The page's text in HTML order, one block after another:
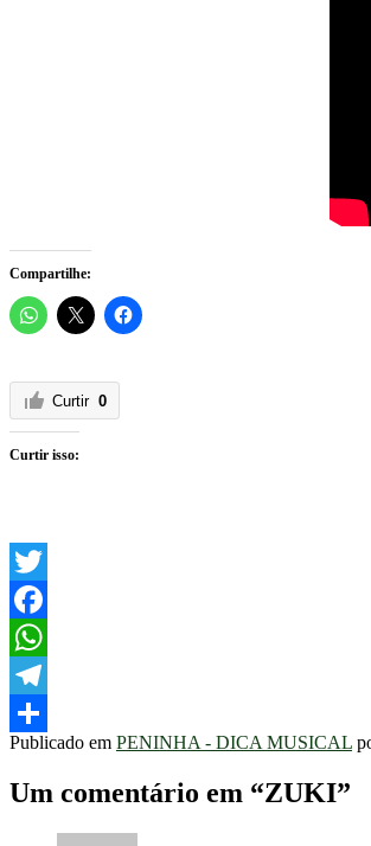
Compartilhe:
Curtir 0
Curtir isso:
Twitter
Facebook
WhatsApp
Telegram
Share
Publicado em PENINHA - DICA MUSICAL
Um comentário em “ZUKI”